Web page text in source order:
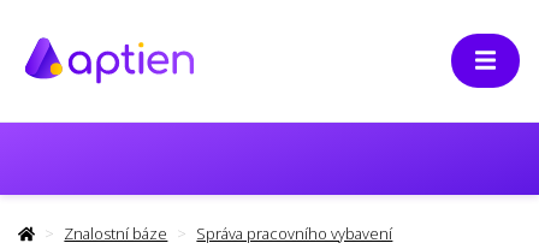
Znalostní báze
Správa pracovního vybavení